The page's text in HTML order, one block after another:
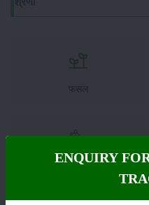
फसल
कीटनाशक
ENQUIRY